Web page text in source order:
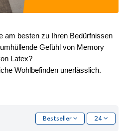
am besten zu Ihren Bedürfnissen
Gefühl von Memory
Latex?
Wohlbefinden unerlässlich.
Bestseller 24